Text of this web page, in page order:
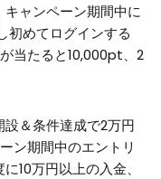
ャンペーン期間中に
初めてログインする
当たると10,000pt、2
設＆条件達成で2万円
ン期間中のエントリ
10万円以上の入金、